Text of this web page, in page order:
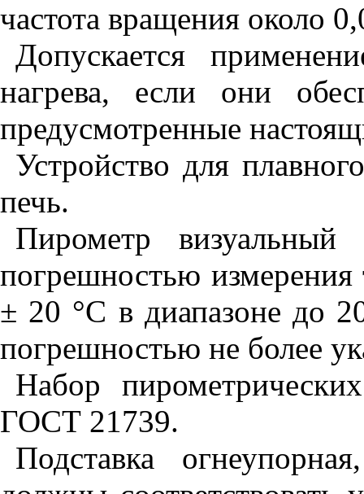
частота вращения около
Допускается
нагрева, если они
предусмотренные
Устройство для
печь.
Пирометр
погрешностью
± 20 °С в диапазоне до
погрешностью не более
Набор
ГОСТ 21739.
Подставка